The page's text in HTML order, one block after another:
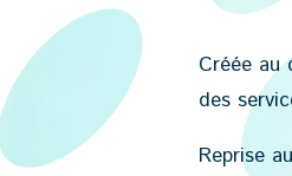
Créée au
des
Reprise